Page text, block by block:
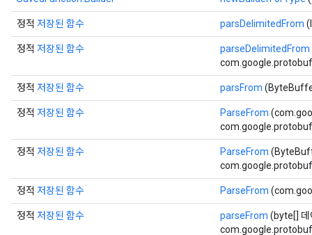
정적 저장된 함수 parsDelimitedFrom
정적 저장된 함수 parseDelimitedFrom
정적 저장된 함수 parsFrom
정적 저장된 함수 ParseFrom
정적 저장된 함수 ParseFrom
정적 저장된 함수 ParseFrom
정적 저장된 함수 parseFrom (byte[] 데